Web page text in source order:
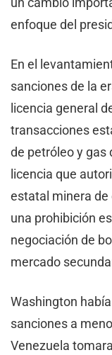
enfoque del
En el
sanciones de la
licencia general
transacciones
de petróleo y gas
licencia que
estatal minera
una prohibición
negociación de
mercado
Washington
sanciones a
Venezuela